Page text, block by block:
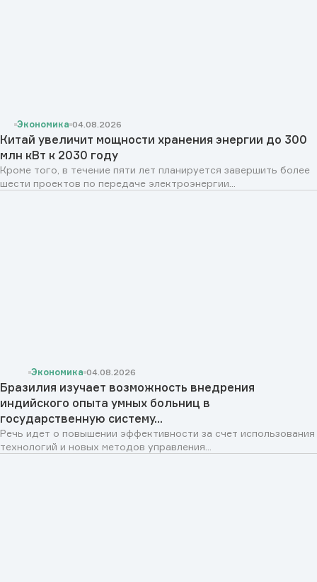
Экономика 04.08.2026
Китай увеличит мощности хранения энергии до 300
млн кВт к 2030 году
Кроме того, в течение пяти лет планируется завершить более
шести проектов по передаче электроэнергии...
Экономика 04.08.2026
Бразилия изучает возможность внедрения
индийского опыта умных больниц в
государственную систему...
Речь идет о повышении эффективности за счет использования
технологий и новых методов управления...